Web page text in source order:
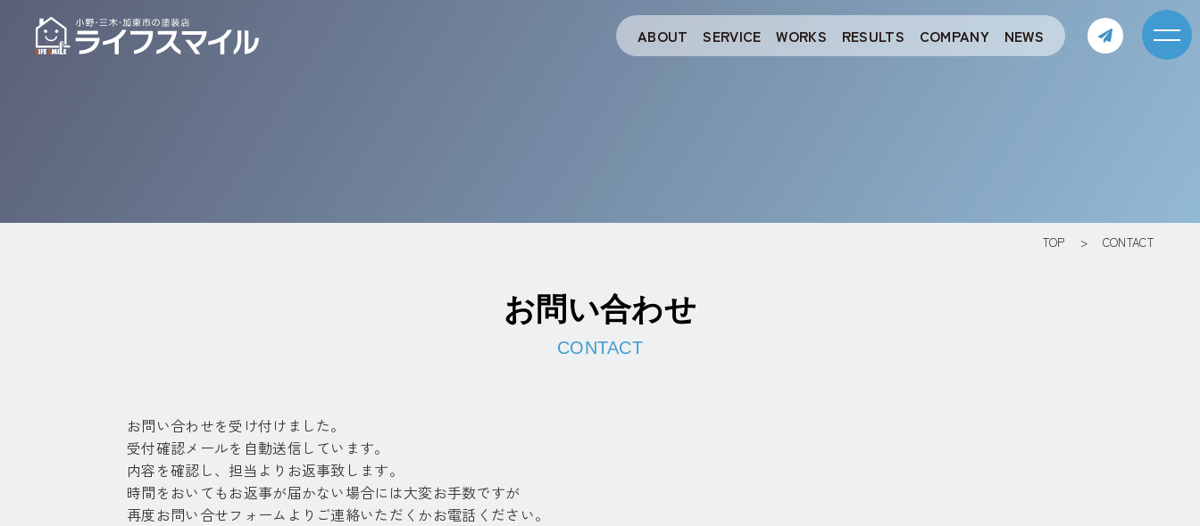
ABOUT SERVICE WORKS RESULTS COMPANY NEWS
TOP CONTACT
お問い合わせ
お問い合わせを受け付けました。
受付確認メールを自動送信しています。
内容を確認し、担当よりお返事致します。
時間をおいてもお返事が届かない場合には大変お手数ですが
再度お問い合せフォームよりご連絡いただくかお電話ください。